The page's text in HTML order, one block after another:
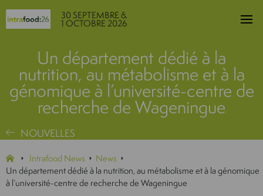
30 SEPTEMBRE &
1 OCTOBRE 2026
Un département dédié à la
nutrition, au métabolisme et à la
génomique à l’université-centre de
recherche de Wageningue
NOUVELLES
Intrafood News
News
Un département dédié à la nutrition, au métabolisme et à la génomique
à l’université-centre de recherche de Wageningue